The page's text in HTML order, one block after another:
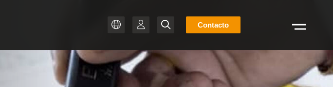
PT-BR
IT
Lista
stock
Buscar
Contacto